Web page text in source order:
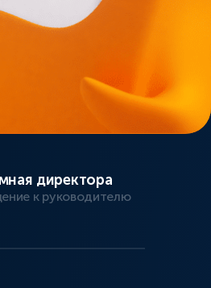
директора
к руководителю